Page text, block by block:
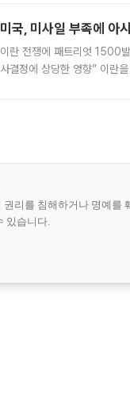
미국, 미사일 부족에 아
이란 전쟁에 패트리엇 1500
사결정에 상당한 영향” 이란